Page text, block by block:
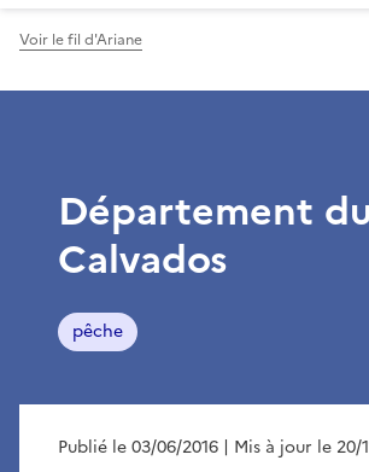
Voir le fil d'Ariane
Département
Calvados
pêche
Publié le 03/06/2016 | Mis à jour le 20/